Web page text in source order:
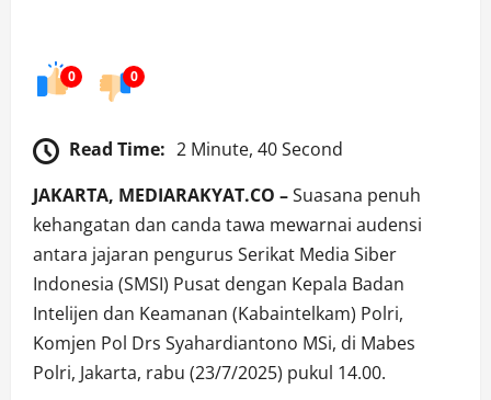
0 0
Read Time: 2 Minute, 40 Second
JAKARTA, MEDIARAKYAT.CO –Suasana penuh
kehangatan dan canda tawa mewarnai audensi
antara jajaran pengurus Serikat Media Siber
Indonesia (SMSI) Pusat dengan Kepala Badan
Intelijen dan Keamanan (Kabaintelkam) Polri,
Komjen Pol Drs Syahardiantono MSi, di Mabes
Polri, Jakarta, rabu (23/7/2025) pukul 14.00.